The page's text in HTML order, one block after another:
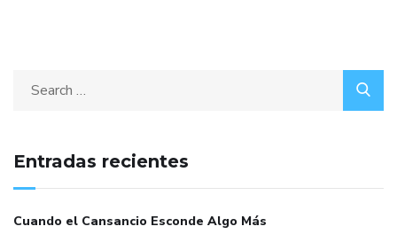
Entradas recientes
Cuando el Cansancio Esconde Algo Más